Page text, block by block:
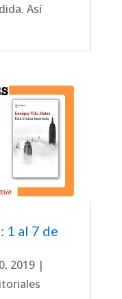
Así
1 al 7 de
2019|